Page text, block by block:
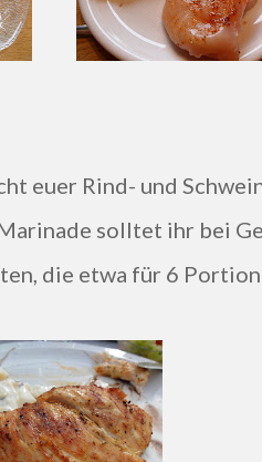
euer Rind- und
solltet ihr bei
die etwa für 6